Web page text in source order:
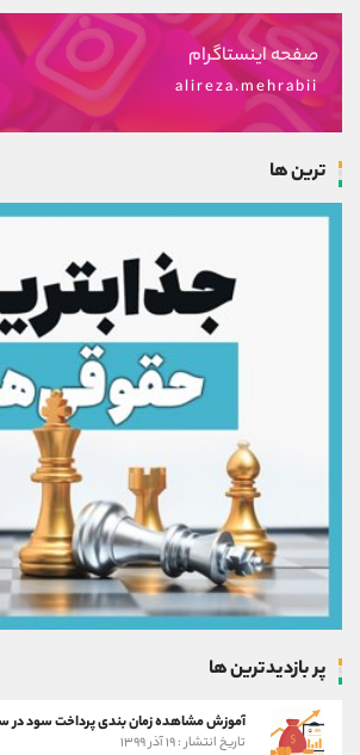
صفحه اینستاگرام
alireza.mehrabii
ترین ها
پر بازدیدترین ها
آموزش مشاهده زمان بندی پرداخت سود در
تاریخ انتشار : ۱۹ آذر ۱۳۹۹